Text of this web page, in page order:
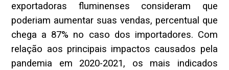
exportadoras fluminenses consideram que
poderiam aumentar suas vendas, percentual que
chega a 87% no caso dos importadores. Com
relação aos principais impactos causados pela
pandemia em 2020-2021, os mais indicados